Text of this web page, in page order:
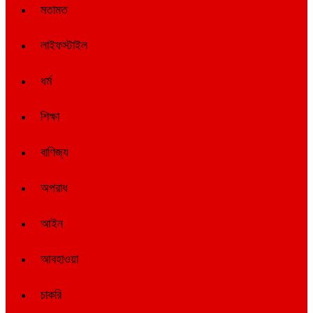
মতামত
লাইফস্টাইল
ধর্ম
শিক্ষা
বাণিজ্য
অপরাধ
আইন
আবহাওয়া
চাকরি